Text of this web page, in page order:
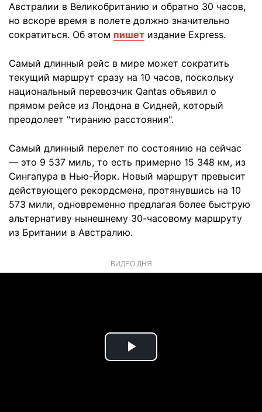
Австралии в Великобританию и обратно 30 часов,
но вскоре время в полете должно значительно
сократиться. Об этом пишет издание Express.
Самый длинный рейс в мире может сократить
текущий маршрут сразу на 10 часов, поскольку
национальный перевозчик Qantas объявил о
прямом рейсе из Лондона в Сидней, который
преодолеет "тиранию расстояния".
Самый длинный перелет по состоянию на сейчас
— это 9 537 миль, то есть примерно 15 348 км, из
Сингапура в Нью-Йорк. Новый маршрут превысит
действующего рекордсмена, протянувшись на 10
573 мили, одновременно предлагая более быструю
альтернативу нынешнему 30-часовому маршруту
из Британии в Австралию.
ВИДЕО ДНЯ
Play